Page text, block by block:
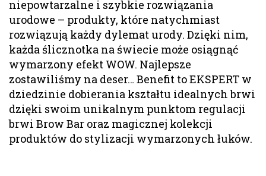
niepowtarzalne i szybkie rozwiązania
urodowe – produkty, które natychmiast
rozwiązują każdy dylemat urody. Dzięki nim,
każda ślicznotka na świecie może osiągnąć
wymarzony efekt WOW. Najlepsze
zostawiliśmy na deser… Benefit to EKSPERT w
dziedzinie dobierania kształtu idealnych brwi
dzięki swoim unikalnym punktom regulacji
brwi Brow Bar oraz magicznej kolekcji
produktów do stylizacji wymarzonych łuków.